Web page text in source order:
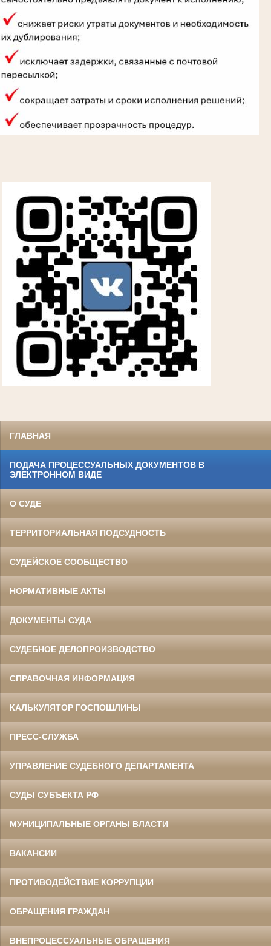
ГЛАВНАЯ
ПОДАЧА ПРОЦЕССУАЛЬНЫХ ДОКУМЕНТОВ В
ЭЛЕКТРОННОМ ВИДЕ
О СУДЕ
ТЕРРИТОРИАЛЬНАЯ ПОДСУДНОСТЬ
СУДЕЙСКОЕ СООБЩЕСТВО
НОРМАТИВНЫЕ АКТЫ
ДОКУМЕНТЫ СУДА
СУДЕБНОЕ ДЕЛОПРОИЗВОДСТВО
СПРАВОЧНАЯ ИНФОРМАЦИЯ
КАЛЬКУЛЯТОР ГОСПОШЛИНЫ
ПРЕСС-СЛУЖБА
УПРАВЛЕНИЕ СУДЕБНОГО ДЕПАРТАМЕНТА
СУДЫ СУБЪЕКТА РФ
МУНИЦИПАЛЬНЫЕ ОРГАНЫ ВЛАСТИ
ВАКАНСИИ
ПРОТИВОДЕЙСТВИЕ КОРРУПЦИИ
ОБРАЩЕНИЯ ГРАЖДАН
ВНЕПРОЦЕССУАЛЬНЫЕ ОБРАЩЕНИЯ